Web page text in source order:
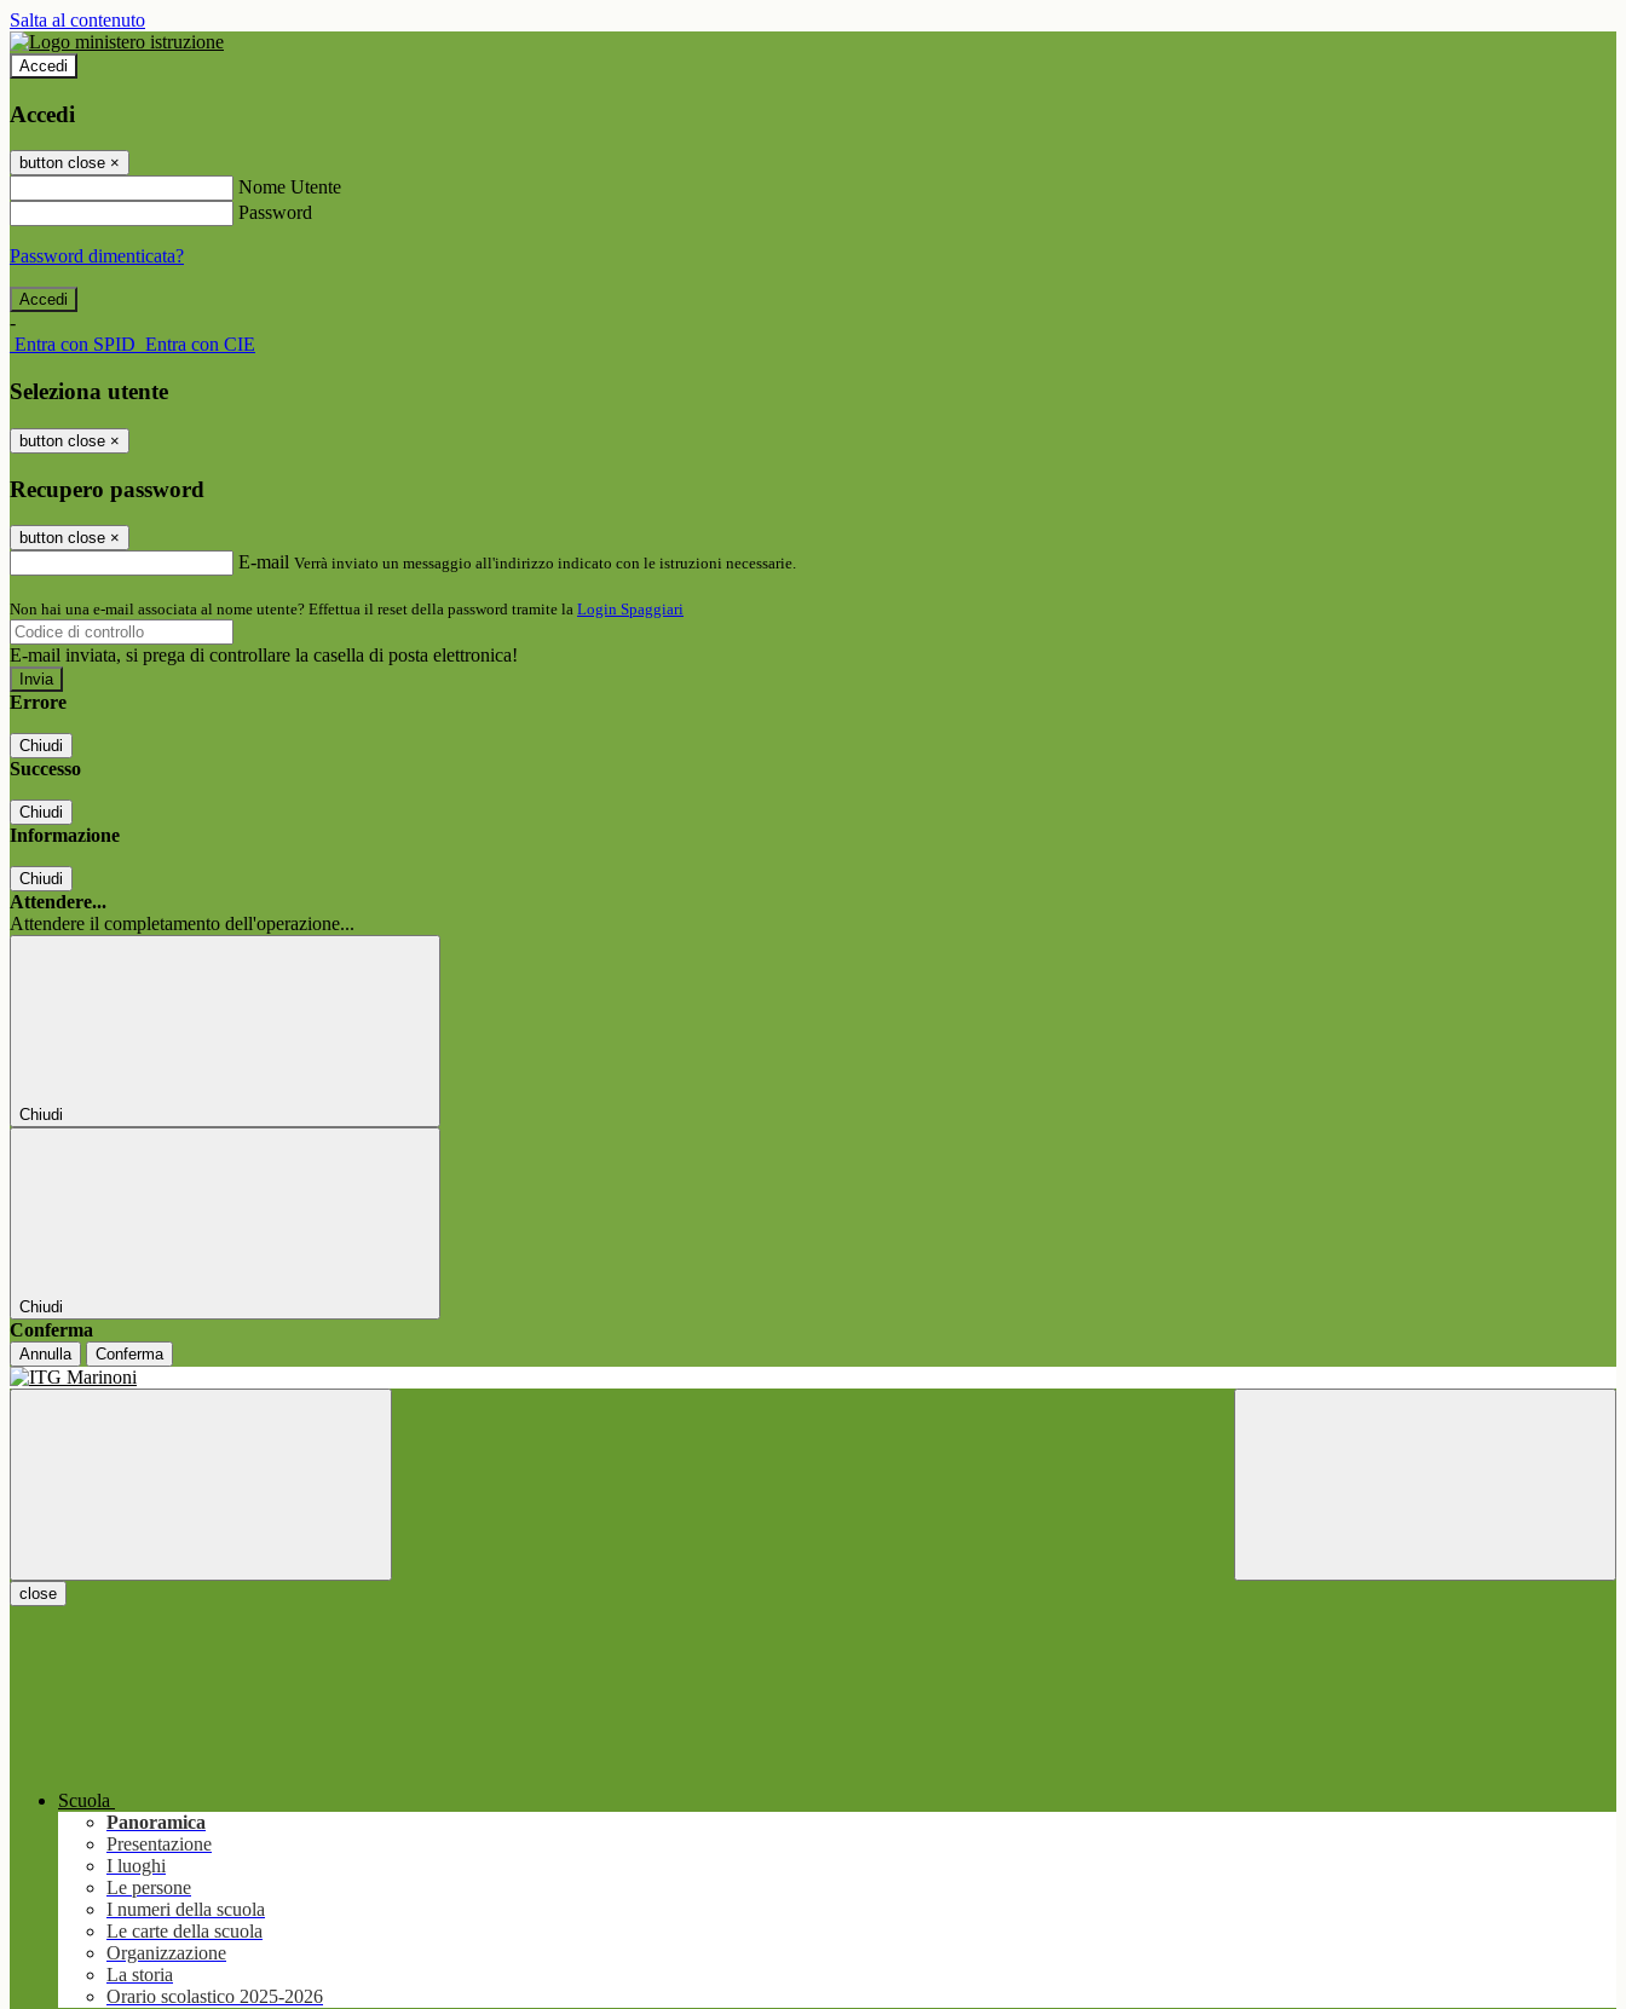
Salta al contenuto
Accedi
Accedi
button close ×
Nome Utente
Password
Password dimenticata?
-
Entra con SPID Entra con CIE
Seleziona utente
button close ×
Recupero password
button close ×
E-mail Verrà inviato un messaggio all'indirizzo indicato con le istruzioni necessarie.
Non hai una e-mail associata al nome utente? Effettua il reset della password tramite la Login Spaggiari
E-mail inviata, si prega di controllare la casella di posta elettronica!
Errore
Chiudi
Successo
Chiudi
Informazione
Chiudi
Attendere...
Attendere il completamento dell'operazione...
Chiudi
Chiudi
Conferma
Annulla Conferma
close
Scuola
Panoramica
Presentazione
I luoghi
Le persone
I numeri della scuola
Le carte della scuola
Organizzazione
La storia
Orario scolastico 2025-2026